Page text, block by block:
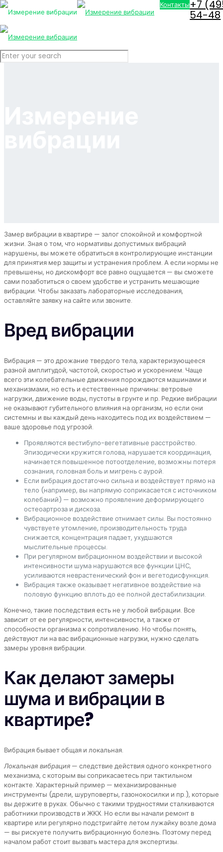
Контакты+7
54-48
Замер вибрации в квартире — залог спокойной и комфортной
жизни. Зная о том, что нормативы допустимых вибраций
нарушены, вы можете обратиться в контролирующие инстанции
для принятия мер защиты и устранения проблем. А если нормы не
превышены, но дискомфорт все равно ощущается — вы сможете
сами позаботиться о своем удобстве и устранить мешающие
вибрации. Чтобы заказать лабораторные исследования,
оставляйте заявку на сайте или звоните.
Вред вибрации
Вибрация — это дрожание твердого тела, характеризующееся
разной амплитудой, частотой, скоростью и ускорением. Чаще
всего эти колебательные движения порождаются машинами и
механизмами, но есть и естественные причины: ветровые
нагрузки, движение воды, пустоты в грунте и пр. Редкие вибрации
не оказывают губительного влияния на организм, но если они
системны и вы каждый день находитесь под их воздействием —
ваше здоровье под угрозой.
Проявляются вестибуло-вегетативные расстройство.
Эпизодически кружится голова, нарушается координация,
начинается повышенное потоотделение, возможны потеря
сознания, головная боль и мигрень с аурой.
Если вибрация достаточно сильна и воздействует прямо на
тело (например, вы напрямую соприкасается с источником
колебаний) — возможно проявление деформирующего
остеоартроза и дискоза.
Вибрационное воздействие отнимает силы. Вы постоянно
чувствуете утомление, производительность труда
снижается, концентрация падает, ухудшаются
мыслительные процессы.
При регулярном вибрационном воздействии и высокой
интенсивности шума нарушаются все функции ЦНС,
усиливаются неврастенический фон и вегетодисфункция.
Вибрация также оказывает негативное воздействие на
половую функцию вплоть до ее полной дестабилизации.
Конечно, такие последствия есть не у любой вибрации. Все
зависит от ее регулярности, интенсивности, а также от
способности организма к сопротивлению. Но чтобы понять,
действуют ли на вас вибрационные нагрузки, нужно сделать
замеры уровня вибрации.
Как делают замеры
шума и вибрации в
квартире?
Вибрация бывает общая и локальная.
Локальная вибрация — следствие действия одного конкретного
механизма, с которым вы соприкасаетесь при тактильном
контакте. Характерный пример — механизированные
инструменты (дрели, шуруповерты, газонокосилки и пр.), которые
вы держите в руках. Обычно с такими трудностями сталкиваются
работники производств и ЖКХ. Но если вы начали ремонт в
квартире или регулярно подстригайте летом лужайку возле дома
— вы рискуете получить вибрационную болезнь. Поэтому перед
началом работ стоит вызвать мастера для экспертизы.